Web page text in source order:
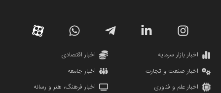
دانشگاه سئوی ایران
مریم حاج نوروز نظری
اخبار بازار سرمایه
اخبار اقتصادی
اخبار صنعت و تجارت
اخبار جامعه
اخبار علم و فناوری
اخبار فرهنگ، هنر و رسانه